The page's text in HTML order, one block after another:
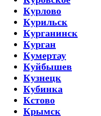
Курлово
Курильск
Курганинск
Курган
Кумертау
Куйбышев
Кузнецк
Кубинка
Кстово
Крымск